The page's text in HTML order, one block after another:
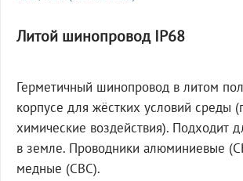
Литой шинопровод IP68
Герметичный шинопровод в литом
корпусе для жёстких условий среды
химические воздействия). Подходит
в земле. Проводники алюминиевые
медные (СВС).